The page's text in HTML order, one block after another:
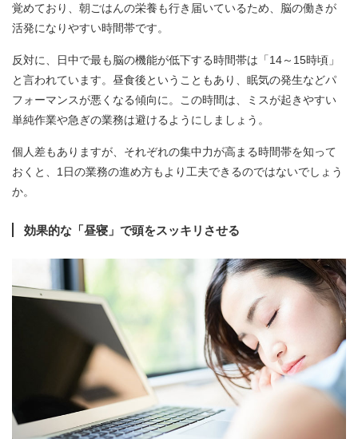
覚めており、朝ごはんの栄養も行き届いているため、脳の働きが
活発になりやすい時間帯です。
反対に、日中で最も脳の機能が低下する時間帯は「14～15時頃」
と言われています。昼食後ということもあり、眠気の発生などパ
フォーマンスが悪くなる傾向に。この時間は、ミスが起きやすい
単純作業や急ぎの業務は避けるようにしましょう。
個人差もありますが、それぞれの集中力が高まる時間帯を知って
おくと、1日の業務の進め方もより工夫できるのではないでしょう
か。
効果的な「昼寝」で頭をスッキリさせる